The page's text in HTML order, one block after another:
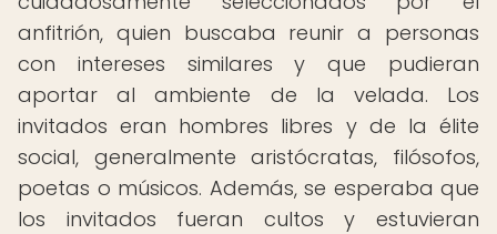
anfitrión, quien buscaba reunir a personas
con intereses similares y que pudieran
aportar al ambiente de la velada. Los
invitados eran hombres libres y de la élite
social, generalmente aristócratas, filósofos,
poetas o músicos. Además, se esperaba que
los invitados fueran cultos y estuvieran